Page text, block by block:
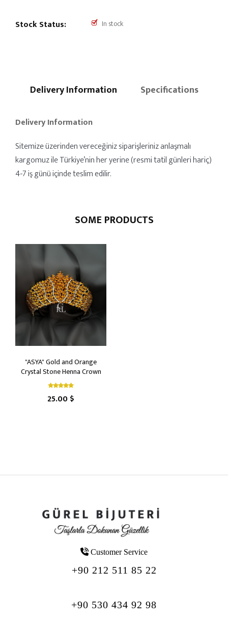
Stock Status: In stock
Delivery Information Specifications
Delivery Information
Sitemize üzerinden vereceğiniz siparişleriniz anlaşmalı
kargomuz ile Türkiye’nin her yerine (resmi tatil günleri hariç)
4-7 iş günü içinde teslim edilir.
SOME PRODUCTS
"ASYA" Gold and Orange
Crystal Stone Henna Crown
25.00 $
Customer Service
+90 212 511 85 22
+90 530 434 92 98